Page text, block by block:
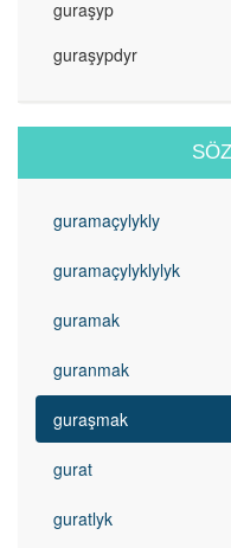
guraşyp
guraşypdyr
guramaçylykly
guramaçylyklylyk
guramak
guranmak
guraşmak
gurat
guratlyk